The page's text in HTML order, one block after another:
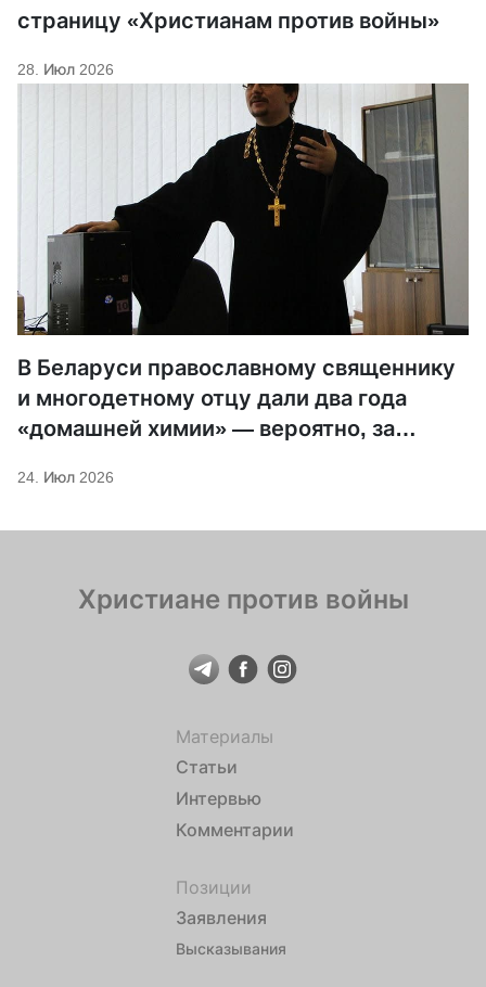
страницу «Христианам против войны»
28. Июл 2026
В Беларуси православному священнику
и многодетному отцу дали два года
«домашней химии» — вероятно, за
24. Июл 2026
Христиане против войны
Материалы
Статьи
Интервью
Комментарии
Позиции
Заявления
Высказывания